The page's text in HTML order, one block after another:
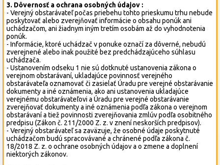
3. Dôvernosť a ochrana osobných údajov :
- Verejný obstarávateľ počas priebehu tohto prieskumu trhu nebude
poskytovať alebo zverejňovať informácie o obsahu ponúk ani
uchádzačom, ani žiadnym iným tretím osobám až do vyhodnotenia
ponúk.
- Informácie, ktoré uchádzač v ponuke označí za dôverné, nebudú
zverejnené alebo inak použité bez predchádzajúceho súhlasu
uchádzača.
- Ustanovením odseku 1 nie sú dotknuté ustanovenia zákona o
verejnom obstarávaní, ukladajúce povinnosť verejného
obstarávateľa oznamovať či zasielať Úradu pre verejné obstarávanie
dokumenty a iné oznámenia, ako ani ustanovenia ukladajúce
verejnému obstarávateľovi a Úradu pre verejné obstarávanie
zverejňovať dokumenty a iné oznámenia podľa zákona o verejnom
obstarávaní a tiež povinnosti zverejňovania zmlúv podľa osobitného
predpisu (Zákon č. 211/2000 Z. z. v znení neskorších predpisov).
- Verejný obstarávateľ sa zaväzuje, že osobné údaje poskytnuté
uchádzačom budú spracovávané a chránené podľa zákona č.
18/2018 Z. z. o ochrane osobných údajov a o zmene a doplnení
niektorých zákonov.